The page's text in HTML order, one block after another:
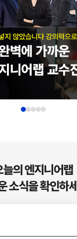
늘의 엔지니어랩
소식을 확인하